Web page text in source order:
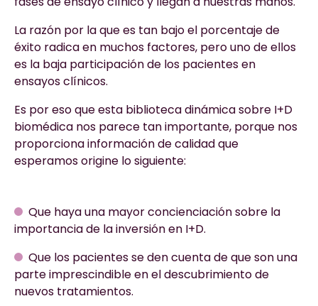
La razón por la que es tan bajo el porcentaje de
éxito radica en muchos factores, pero uno de ellos
es la baja participación de los pacientes en
ensayos clínicos.
Es por eso que esta biblioteca dinámica sobre I+D
biomédica nos parece tan importante, porque nos
proporciona información de calidad que
esperamos origine lo siguiente:
Que haya una mayor concienciación sobre la
importancia de la inversión en I+D.
Que los pacientes se den cuenta de que son una
parte imprescindible en el descubrimiento de
nuevos tratamientos.